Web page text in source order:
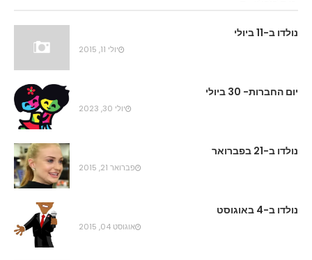
נולדו ב-11 ביולי
יולי 11, 2015
יום החברות- 30 ביולי
יולי 30, 2023
נולדו ב-21 בפברואר
פברואר 21, 2015
נולדו ב-4 באוגוסט
אוגוסט 04, 2015